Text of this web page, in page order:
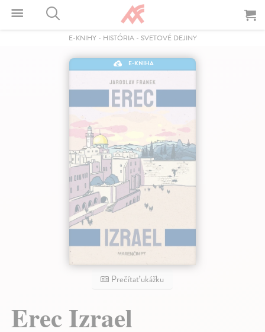
E-KNIHY- HISTÓRIA- SVETOVÉ DEJINY
E-KNIHA
Prečítať ukážku
Erec Izrael